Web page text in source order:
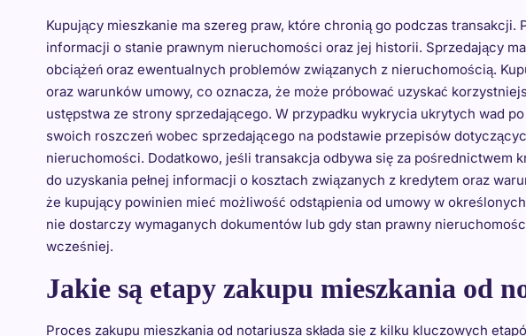
Kupujący mieszkanie ma szereg praw, które chronią go podczas transakcji.
informacji o stanie prawnym nieruchomości oraz jej historii. Sprzedający
obciążeń oraz ewentualnych problemów związanych z nieruchomością.
oraz warunków umowy, co oznacza, że może próbować uzyskać
ustępstwa ze strony sprzedającego. W przypadku wykrycia ukrytych wad
swoich roszczeń wobec sprzedającego na podstawie przepisów
nieruchomości. Dodatkowo, jeśli transakcja odbywa się za pośrednictwem
do uzyskania pełnej informacji o kosztach związanych z kredytem oraz
że kupujący powinien mieć możliwość odstąpienia od umowy w
nie dostarczy wymaganych dokumentów lub gdy stan prawny
wcześniej.
Jakie są etapy zakupu mieszkania od
Proces zakupu mieszkania od notariusza składa się z kilku kluczowych